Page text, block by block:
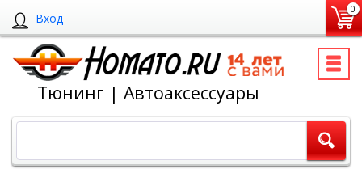
Вход
0
Тюнинг | Автоаксессуары